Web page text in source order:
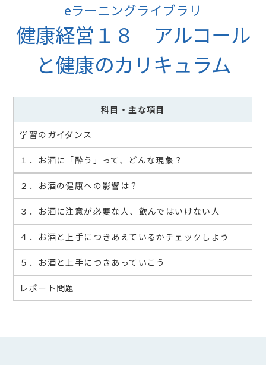
eラーニングライブラリ
健康経営１８ アルコール
と健康のカリキュラム
科目 ・主な項目
学習のガイダンス
１．お酒に「酔う」って、どんな現象？
２．お酒の健康への影響は？
３．お酒に注意が必要な人、飲んではいけない人
４．お酒と上手につきあえているかチェックしよう
５．お酒と上手につきあっていこう
レポート問題